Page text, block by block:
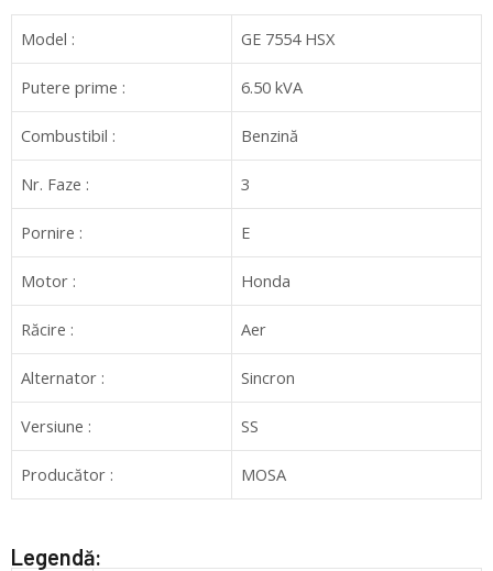
Model : GE 7554 HSX
Putere prime : 6.50 kVA
Combustibil : Benzină
Nr. Faze : 3
Pornire : E
Motor : Honda
Răcire : Aer
Alternator : Sincron
Versiune : SS
Producător : MOSA
Legendă: